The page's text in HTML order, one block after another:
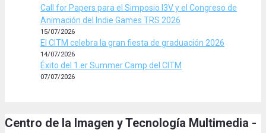
Call for Papers para el Simposio I3V y el Congreso de
Animación del Indie Games TRS 2026
15/07/2026
El CITM celebra la gran fiesta de graduación 2026
14/07/2026
Éxito del 1.er Summer Camp del CITM
07/07/2026
Centro de la Imagen y Tecnología Multimedia -